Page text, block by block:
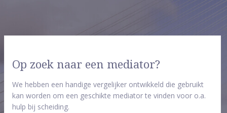
Op zoek naar een mediator?
We hebben een handige vergelijker ontwikkeld die gebruikt
kan worden om een geschikte mediator te vinden voor o.a.
hulp bij scheiding.